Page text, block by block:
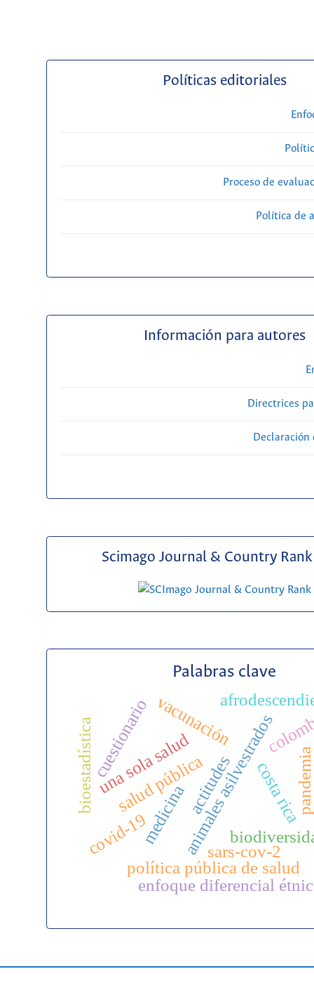
Políticas editoriales
Proceso de
Política de
Información para autores
Directrices
Scimago Journal & Country Rank
Palabras clave
una sola saludanimales asilvestrados
salud pública
política pública de salud
enfoque diferencial
costa rica
vacunación
pandemia
actitudes
bioestadísticacuestionario
medicina
covid-19 sars-cov-2